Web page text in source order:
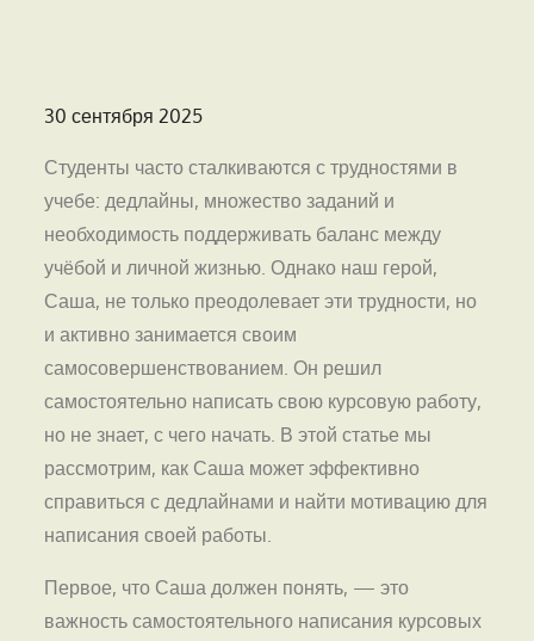
Опубликовано
30 сентября 2025
Студенты часто сталкиваются с трудностями в
учебе: дедлайны, множество заданий и
необходимость поддерживать баланс между
учёбой и личной жизнью. Однако наш герой,
Саша, не только преодолевает эти трудности, но
и активно занимается своим
самосовершенствованием. Он решил
самостоятельно написать свою курсовую работу,
но не знает, с чего начать. В этой статье мы
рассмотрим, как Саша может эффективно
справиться с дедлайнами и найти мотивацию для
написания своей работы.
Первое, что Саша должен понять, — это
важность самостоятельного написания курсовых